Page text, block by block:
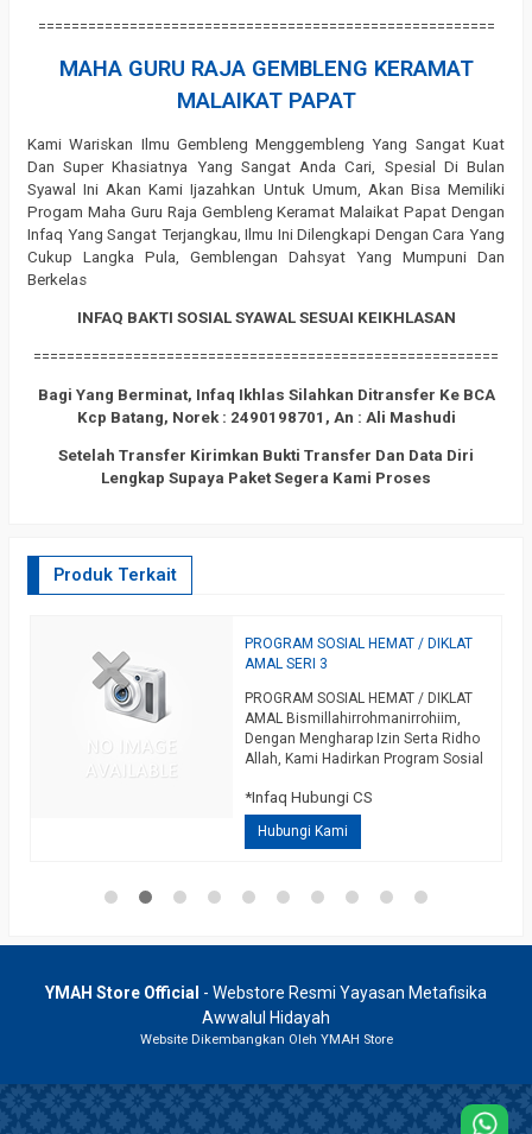
=======================================================
MAHA GURU RAJA GEMBLENG KERAMAT
MALAIKAT PAPAT
Kami Wariskan Ilmu Gembleng Menggembleng Yang Sangat Kuat
Dan Super Khasiatnya Yang Sangat Anda Cari, Spesial Di Bulan
Syawal Ini Akan Kami Ijazahkan Untuk Umum, Akan Bisa Memiliki
Progam Maha Guru Raja Gembleng Keramat Malaikat Papat Dengan
Infaq Yang Sangat Terjangkau, Ilmu Ini Dilengkapi Dengan Cara Yang
Cukup Langka Pula, Gemblengan Dahsyat Yang Mumpuni Dan
Berkelas
INFAQ BAKTI SOSIAL SYAWAL SESUAI KEIKHLASAN
========================================================
Bagi Yang Berminat, Infaq Ikhlas Silahkan Ditransfer Ke BCA
Kcp Batang, Norek : 2490198701, An : Ali Mashudi
Setelah Transfer Kirimkan Bukti Transfer Dan Data Diri
Lengkap Supaya Paket Segera Kami Proses
Produk Terkait
PROGRAM SOSIAL HEMAT / DIKLAT
AMAL SERI 3
PROGRAM SOSIAL HEMAT / DIKLAT
AMAL Bismillahirrohmanirrohiim,
Dengan Mengharap Izin Serta Ridho
Allah, Kami Hadirkan Program Sosial
Mengijazahkan Keilmuan-Keilmuan
Pilihan Yang Insya Allah Sangat
Dibutuhkan Di Masyarakat Dengan
Ini Bisa Membantu Saudara Semua
*Infaq Hubungi CS
Hubungi Kami
YMAH Store Official - Webstore Resmi Yayasan Metafisika
Awwalul Hidayah
Website Dikembangkan Oleh YMAH Store